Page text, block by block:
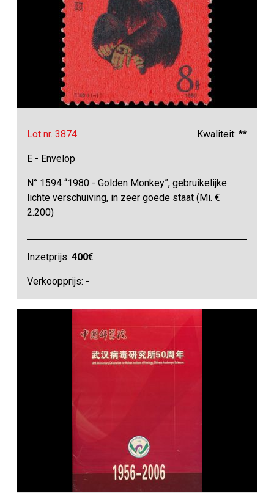
Lot nr. 3874 Kwaliteit: **
E - Envelop
N° 1594 “1980 - Golden Monkey”, gebruikelijke
lichte verschuiving, in zeer goede staat (Mi. €
2.200)
Inzetprijs:400€
Verkoopprijs: -